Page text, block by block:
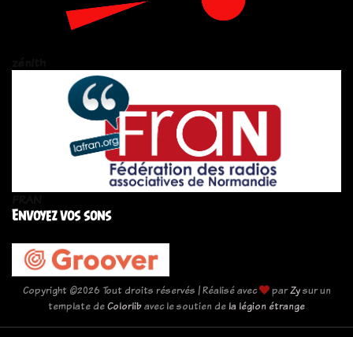
Envoyez vos sons
Copyright ©2026 Tout droits réservés | Réalisé avec parZysur un
template deColorlibavec le soutien de la légion étrange